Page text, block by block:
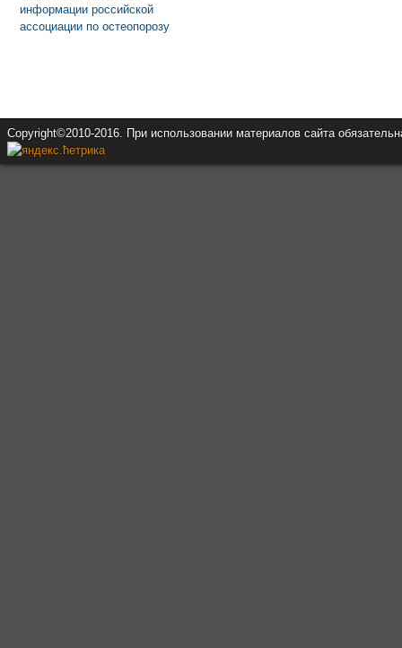
информации российской
ассоциации по остеопорозу
Copyright©2010-2016. При использовании материалов сайта